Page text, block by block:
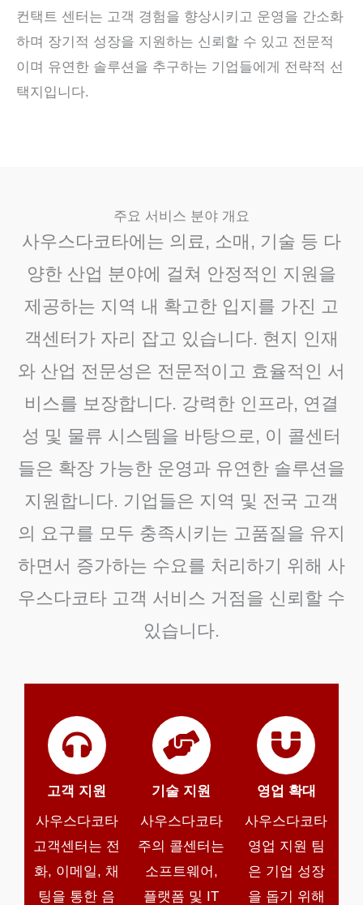
컨택트 센터는 고객 경험을 향상시키고 운영을 간소화
하며 장기적 성장을 지원하는 신뢰할 수 있고 전문적
이며 유연한 솔루션을 추구하는 기업들에게 전략적 선
택지입니다.
주요 서비스 분야 개요
사우스다코타에는 의료, 소매, 기술 등 다
양한 산업 분야에 걸쳐 안정적인 지원을
제공하는 지역 내 확고한 입지를 가진 고
객센터가 자리 잡고 있습니다. 현지 인재
와 산업 전문성은 전문적이고 효율적인 서
비스를 보장합니다. 강력한 인프라, 연결
성 및 물류 시스템을 바탕으로, 이 콜센터
들은 확장 가능한 운영과 유연한 솔루션을
지원합니다. 기업들은 지역 및 전국 고객
의 요구를 모두 충족시키는 고품질을 유지
하면서 증가하는 수요를 처리하기 위해 사
우스다코타 고객 서비스 거점을 신뢰할 수
있습니다.
고객 지원
사우스다코타
고객센터는 전
화, 이메일, 채
팅을 통한 음
기술 지원
사우스다코타
주의 콜센터는
소프트웨어,
플랫폼 및 IT
영업 확대
사우스다코타
영업 지원 팀
은 기업 성장
을 돕기 위해